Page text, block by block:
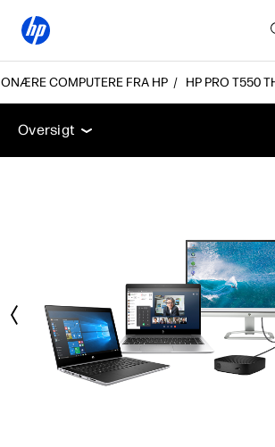
COMPUTERE FRA HP HP PRO T550
Oversigt Tekniske specifikationer
Oversigt